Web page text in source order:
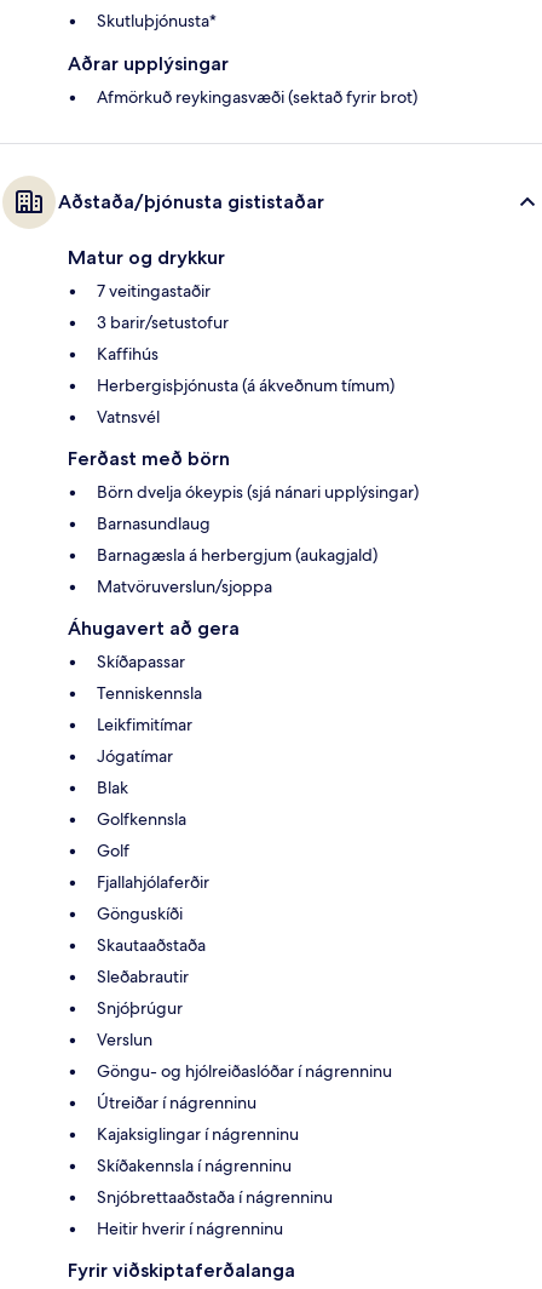
Skutluþjónusta*
Aðrar upplýsingar
Afmörkuð reykingasvæði (sektað fyrir brot)
Aðstaða/þjónusta gististaðar
Matur og drykkur
7 veitingastaðir
3 barir/setustofur
Kaffihús
Herbergisþjónusta (á ákveðnum tímum)
Vatnsvél
Ferðast með börn
Börn dvelja ókeypis (sjá nánari upplýsingar)
Barnasundlaug
Barnagæsla á herbergjum (aukagjald)
Matvöruverslun/sjoppa
Áhugavert að gera
Skíðapassar
Tenniskennsla
Leikfimitímar
Jógatímar
Blak
Golfkennsla
Golf
Fjallahjólaferðir
Gönguskíði
Skautaaðstaða
Sleðabrautir
Snjóþrúgur
Verslun
Göngu- og hjólreiðaslóðar í nágrenninu
Útreiðar í nágrenninu
Kajaksiglingar í nágrenninu
Skíðakennsla í nágrenninu
Snjóbrettaaðstaða í nágrenninu
Heitir hverir í nágrenninu
Fyrir viðskiptaferðalanga